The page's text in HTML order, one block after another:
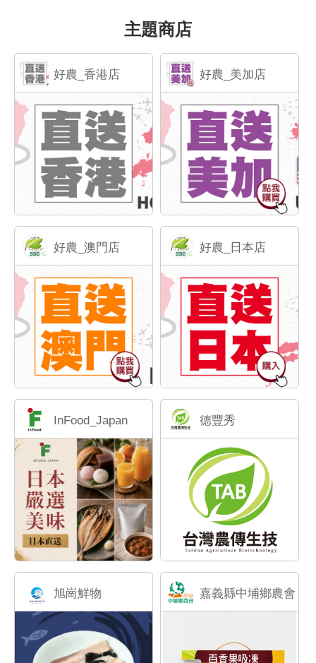
主題商店
好農_香港店 好農_美加店
好農_澳門店 好農_日本店
InFood_Japan 德豐秀
旭崗鮮物 嘉義縣中埔鄉農會